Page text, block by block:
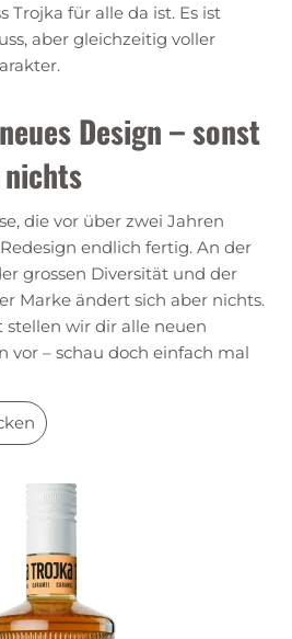
Trojka für alle da ist. Es ist
aber gleichzeitig voller
Design – sonst
die vor über zwei Jahren
endlich fertig. An der
grossen Diversität und der
Marke ändert sich aber nichts.
wir dir alle neuen
vor – schau doch einfach mal